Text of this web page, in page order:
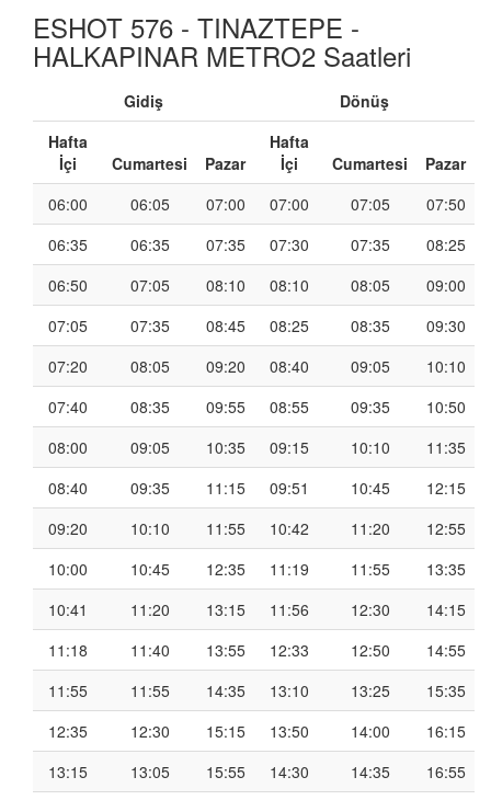
ESHOT 576 - TINAZTEPE -
HALKAPINAR METRO2 Saatleri
Gidiş
Dönüş
Hafta
İçi
Cumartesi Pazar
Hafta
İçi
Cumartesi
Pazar
06:00
06:05 07:00 07:00 07:05
07:50
06:35
06:35 07:35 07:30 07:35
08:25
06:50
07:05 08:10 08:10 08:05
09:00
07:05
07:35 08:45 08:25 08:35
09:30
07:20
08:05 09:20 08:40 09:05
10:10
07:40
08:35 09:55 08:55 09:35
10:50
08:00
09:05 10:35 09:15 10:10
11:35
08:40
09:35 11:15 09:51 10:45
12:15
09:20
10:10 11:55 10:42 11:20
12:55
10:00
10:45 12:35 11:19 11:55
13:35
10:41
11:20 13:15 11:56 12:30
14:15
11:18
11:40 13:55 12:33 12:50
14:55
11:55
11:55 14:35 13:10 13:25
15:35
12:35
12:30 15:15 13:50 14:00
16:15
13:15
13:05 15:55 14:30 14:35
16:55